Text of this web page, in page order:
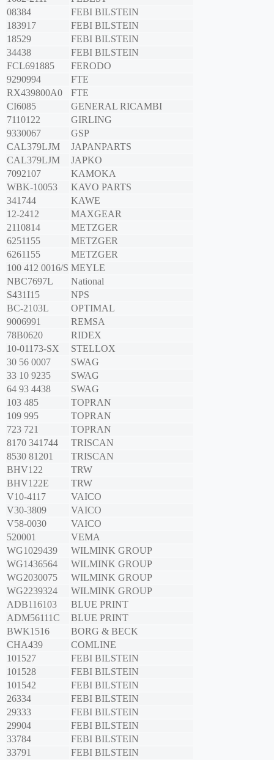
08384
FEBI BILSTEIN
183917
FEBI BILSTEIN
18529
FEBI BILSTEIN
34438
FEBI BILSTEIN
FCL691885
FERODO
9290994
FTE
RX439800A0
FTE
CI6085
GENERAL RICAMBI
7110122
GIRLING
9330067
GSP
CAL379LJM
JAPANPARTS
CAL379LJM
JAPKO
7092107
KAMOKA
WBK-10053
KAVO PARTS
341744
KAWE
12-2412
MAXGEAR
2110814
METZGER
6251155
METZGER
6261155
METZGER
100 412 0016/S MEYLE
NBC7697L
National
S431I15
NPS
BC-2103L
OPTIMAL
9006991
REMSA
78B0620
RIDEX
10-01173-SX
STELLOX
30 56 0007
SWAG
33 10 9235
SWAG
64 93 4438
SWAG
103 485
TOPRAN
109 995
TOPRAN
723 721
TOPRAN
8170 341744
TRISCAN
8530 81201
TRISCAN
BHV122
TRW
BHV122E
TRW
V10-4117
VAICO
V30-3809
VAICO
V58-0030
VAICO
520001
VEMA
WG1029439
WILMINK GROUP
WG1436564
WILMINK GROUP
WG2030075
WILMINK GROUP
WG2239324
WILMINK GROUP
ADB116103
BLUE PRINT
ADM56111C
BLUE PRINT
BWK1516
BORG & BECK
CHA439
COMLINE
101527
FEBI BILSTEIN
101528
FEBI BILSTEIN
101542
FEBI BILSTEIN
26334
FEBI BILSTEIN
29333
FEBI BILSTEIN
29904
FEBI BILSTEIN
33784
FEBI BILSTEIN
33791
FEBI BILSTEIN